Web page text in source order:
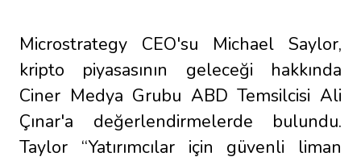
Microstrategy CEO'su Michael Saylor,
kripto piyasasının geleceği hakkında
Ciner Medya Grubu ABD Temsilcisi Ali
Çınar'a değerlendirmelerde bulundu.
Taylor “Yatırımcılar için güvenli liman